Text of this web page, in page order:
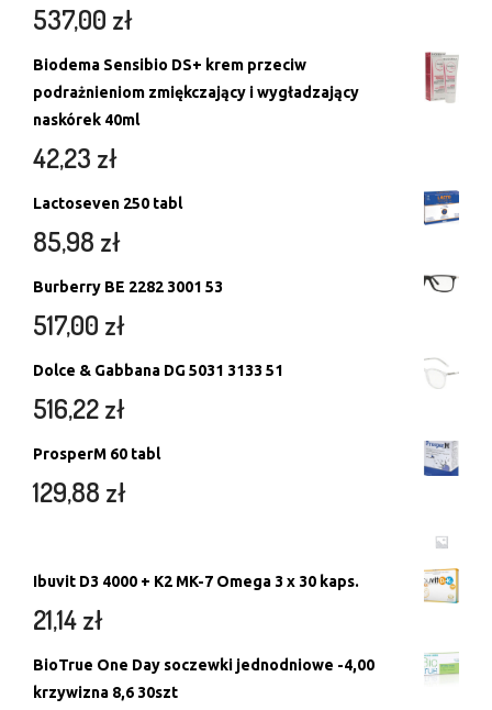
537,00 zł
Biodema Sensibio DS+ krem przeciw
podrażnieniom zmiękczający i wygładzający
naskórek 40ml
42,23 zł
Lactoseven 250 tabl
85,98 zł
Burberry BE 2282 3001 53
517,00 zł
Dolce & Gabbana DG 5031 3133 51
516,22zł
ProsperM 60 tabl
129,88 zł
Ibuvit D3 4000 + K2 MK-7 Omega 3 x 30 kaps.
21,14zł
BioTrue One Day soczewki jednodniowe -4,00
krzywizna 8,6 30szt